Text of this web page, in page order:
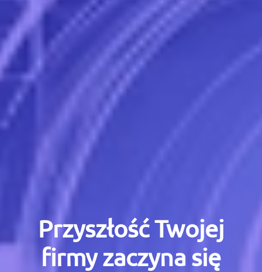
Przyszłość Twojej
firmy zaczyna się